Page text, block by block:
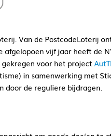
Van de PostcodeLoterij
vijf jaar heeft de
voor het project
in samenwerking met
door de reguliere bijdragen.